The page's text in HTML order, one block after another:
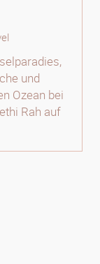
und
Ozean bei
Rah auf